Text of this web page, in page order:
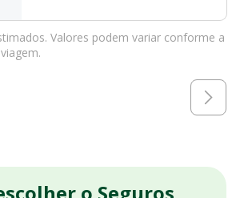
Valores podem variar conforme a